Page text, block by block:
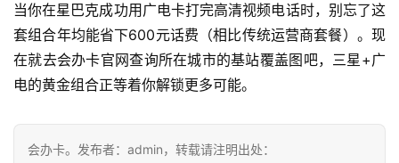
更
多
页
面
当你在星巴克成功用广电卡打完高清视频电话时，别忘了这
套组合年均能省下600元话费（相比传统运营商套餐）。现
在就去会办卡官网查询所在城市的基站覆盖图吧，三星+广
电的黄金组合正等着你解锁更多可能。
会办卡。发布者：admin，转载请注明出处：